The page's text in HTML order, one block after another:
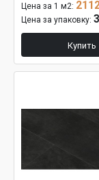
Цена за 1 м2:
Цена за упаковку:
Купить